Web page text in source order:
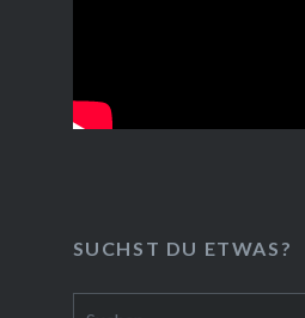
SUCHST DU ETWAS?